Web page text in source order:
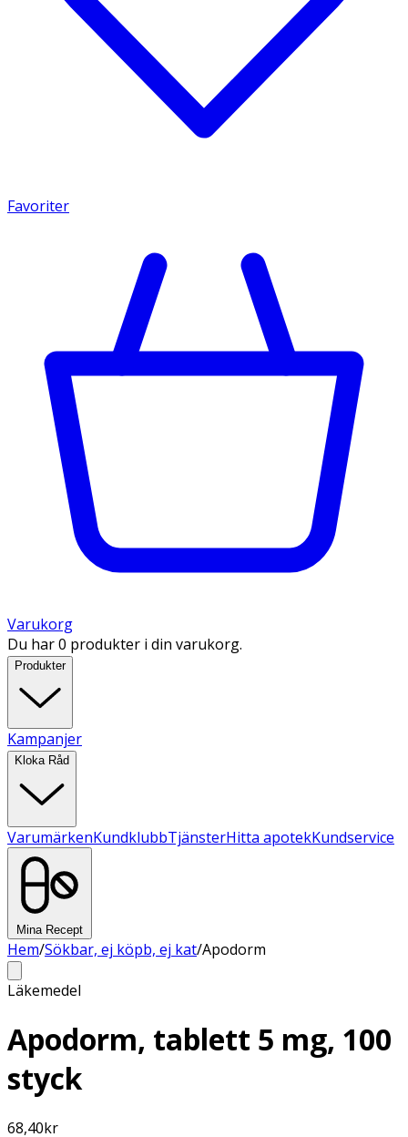
Favoriter
Varukorg
Du har 0 produkter i din varukorg.
Produkter
Kampanjer
Kloka Råd
VarumärkenKundklubbTjänsterHitta apotekKundservice
Mina Recept
Hem/Sökbar, ej köpb, ej kat/Apodorm
Läkemedel
Apodorm, tablett 5 mg, 100
styck
68,40kr